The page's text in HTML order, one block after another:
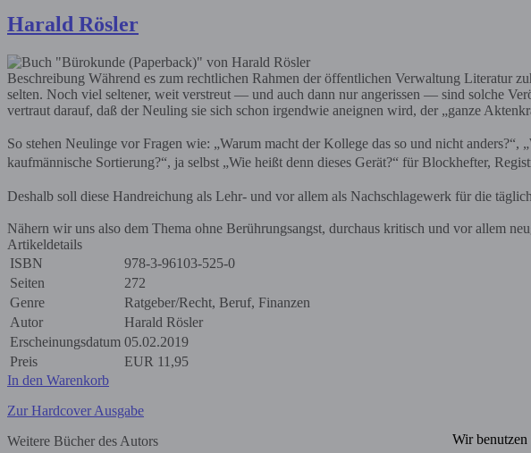
Harald Rösler
Beschreibung Während es zum rechtlichen Rahmen der öffentlichen Verwaltung Literatur
selten. Noch viel seltener, weit verstreut — und auch dann nur angerissen — sind solche
vertraut darauf, daß der Neuling sie sich schon irgendwie aneignen wird, der „ganze
So stehen Neulinge vor Fragen wie: „Warum macht der Kollege das so und nicht
kaufmännische Sortierung?“, ja selbst „Wie heißt denn dieses Gerät?“ für Blockhefter,
Deshalb soll diese Handreichung als Lehr- und vor allem als Nachschlagewerk für die
Nähern wir uns also dem Thema ohne Berührungsangst, durchaus kritisch und vor allem
Artikeldetails
ISBN
978-3-96103-525-0
Seiten
272
Genre
Ratgeber/Recht, Beruf, Finanzen
Autor
Harald Rösler
Erscheinungsdatum 05.02.2019
Preis
EUR 11,95
In den Warenkorb
Zur Hardcover Ausgabe
Weitere Bücher des Autors
Wir